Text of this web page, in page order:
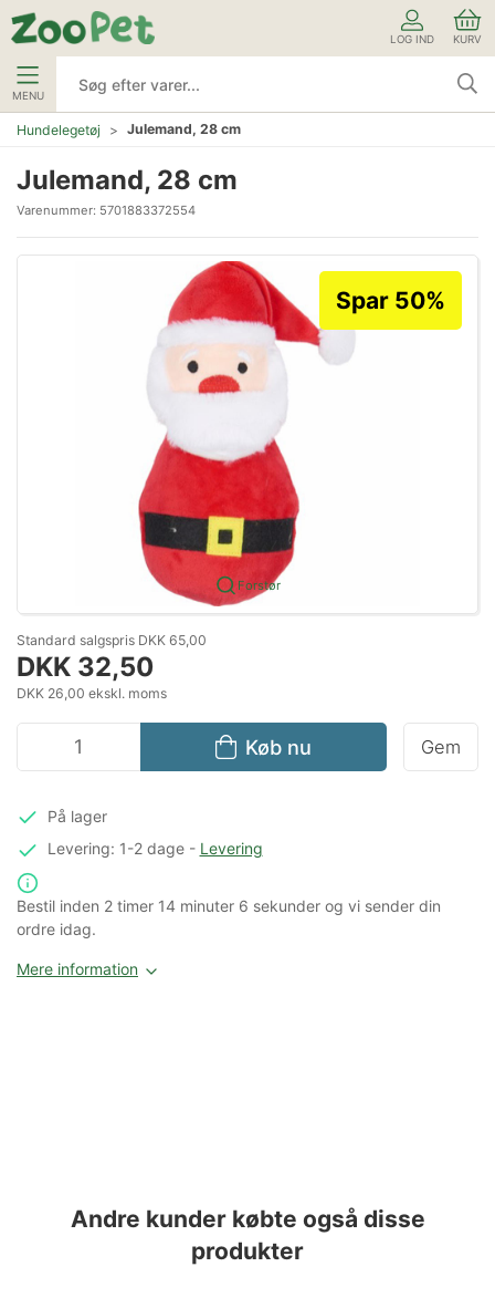
LOG IND KURV
MENU
Hundelegetøj Julemand, 28 cm
Julemand, 28 cm
Varenummer: 5701883372554
Forstør
Spar 50%
Standard salgspris DKK 65,00
DKK 32,50
DKK 26,00 ekskl. moms
Køb nu Gem
På lager
Levering: 1-2 dage- Levering
Bestil inden 2 timer 14 minuter 5 sekunder og vi sender din
ordre idag.
Mere information
Andre kunder købte også disse
produkter